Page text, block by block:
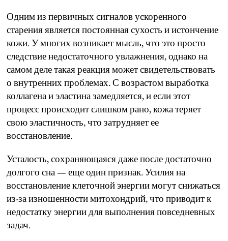
Одним из первичных сигналов ускоренного
старения является постоянная сухость и истончение
кожи. У многих возникает мысль, что это просто
следствие недостаточного увлажнения, однако на
самом деле такая реакция может свидетельствовать
о внутренних проблемах. С возрастом выработка
коллагена и эластина замедляется, и если этот
процесс происходит слишком рано, кожа теряет
свою эластичность, что затрудняет ее
восстановление.
Усталость, сохраняющаяся даже после достаточно
долгого сна — еще один признак. Усилия на
восстановление клеточной энергии могут снижаться
из-за изношенности митохондрий, что приводит к
недостатку энергии для выполнения повседневных
задач.